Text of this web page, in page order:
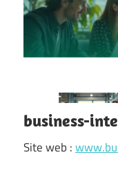
business-
Site web :